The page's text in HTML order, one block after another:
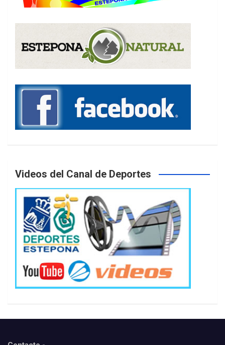
Videos del Canal de Deportes